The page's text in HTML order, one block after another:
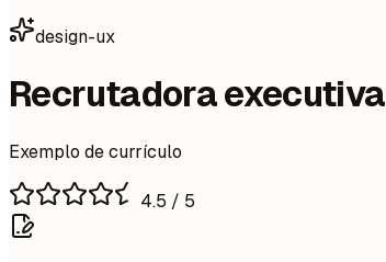
design-ux
Recrutadora executiva
Exemplo de currículo
4.5 / 5